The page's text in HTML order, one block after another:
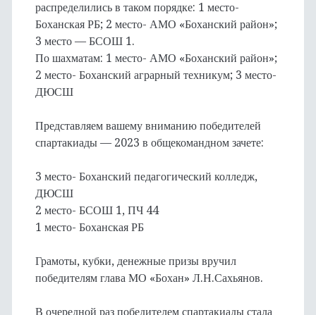
распределились в таком порядке: 1 место-
Боханская РБ; 2 место- АМО «Боханский район»;
3 место — БСОШ 1.
По шахматам: 1 место- АМО «Боханский район»;
2 место- Боханский аграрный техникум; 3 место-
ДЮСШ
Представляем вашему вниманию победителей
спартакиады — 2023 в общекомандном зачете:
3 место- Боханский педагогический колледж,
ДЮСШ
2 место- БСОШ 1, ПЧ 44
1 место- Боханская РБ
Грамоты, кубки, денежные призы вручил
победителям глава МО «Бохан» Л.Н.Сахьянов.
В очередной раз победителем спартакиады стала